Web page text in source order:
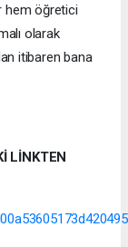
hem öğretici
olarak
itibaren bana
LİNKTEN